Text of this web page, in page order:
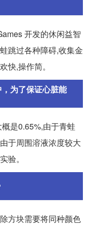
开发的休闲益智
跳过各种障碍,收集金
快,操作简。
，为了保证心脏能
是0.65%,由于青蛙
于周围溶液浓度较大
验。
方块需要将同种颜色